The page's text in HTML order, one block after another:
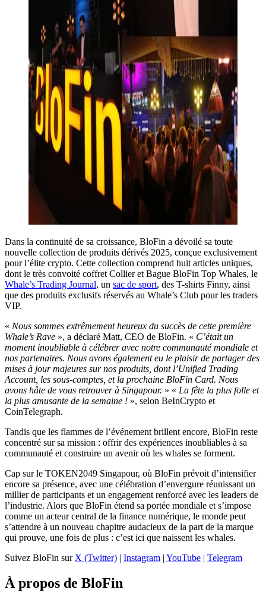
Dans la continuité de sa croissance, BloFin a dévoilé sa toute
nouvelle collection de produits dérivés 2025, conçue exclusivement
pour l’élite crypto. Cette collection comprend huit articles uniques,
dont le très convoité coffret Collier et Bague BloFin Top Whales, le
Whale’s Trading Journal, un sac de sport, des T-shirts Finny, ainsi
que des produits exclusifs réservés au Whale’s Club pour les traders
VIP.
« Nous sommes extrêmement heureux du succès de cette première
Whale’s Rave », a déclaré Matt, CEO de BloFin. « C’était un
moment inoubliable à célébrer avec notre communauté mondiale et
nos partenaires. Nous avons également eu le plaisir de partager des
mises à jour majeures sur nos produits, dont l’Unified Trading
Account, les sous-comptes, et la prochaine BloFin Card. Nous
avons hâte de vous retrouver à Singapour. » « La fête la plus folle et
la plus amusante de la semaine ! », selon BeInCrypto et
CoinTelegraph.
Tandis que les flammes de l’événement brillent encore, BloFin reste
concentré sur sa mission : offrir des expériences inoubliables à sa
communauté et construire un avenir où les whales se forment.
Cap sur le TOKEN2049 Singapour, où BloFin prévoit d’intensifier
encore sa présence, avec une célébration d’envergure réunissant un
millier de participants et un engagement renforcé avec les leaders de
l’industrie. Alors que BloFin étend sa portée mondiale et s’impose
comme un acteur central de la finance numérique, le monde peut
s’attendre à un nouveau chapitre audacieux de la part de la marque
qui prouve, une fois de plus : c’est ici que naissent les whales.
Suivez BloFin sur X (Twitter) | Instagram | YouTube | Telegram
À propos de BloFin